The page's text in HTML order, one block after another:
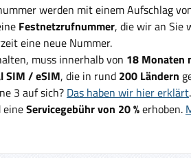
werden mit einem Aufschlag
Festnetzrufnummer, die wir an Sie
eine neue Nummer.
muss innerhalb von 18 Monaten
SIM / eSIM, die in rund 200 Ländern
3 auf sich? Das haben wir hier erklärt
Servicegebühr von 20 %erhoben.